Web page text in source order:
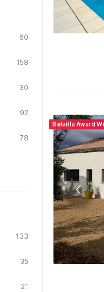
60
158
30
92
78
133
35
21
Belvilla Award